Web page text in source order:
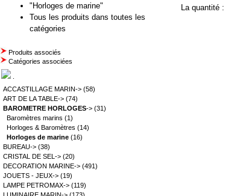
"Horloges de marine"
Tous les produits dans toutes les
catégories
La quantité :
Produits associés
Catégories associées
ACCASTILLAGE MARIN-> (58)
ART DE LA TABLE-> (74)
BAROMETRE HORLOGES-> (31)
Baromètres marins (1)
Horloges & Baromètres (14)
Horloges de marine (16)
BUREAU-> (38)
CRISTAL DE SEL-> (20)
DECORATION MARINE-> (491)
JOUETS - JEUX-> (19)
LAMPE PETROMAX-> (119)